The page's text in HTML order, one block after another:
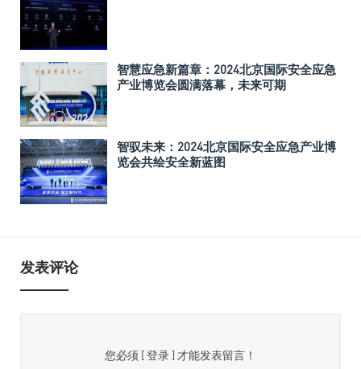
智慧应急新篇章：2024北京国际安全应急
产业博览会圆满落幕，未来可期
智驭未来：2024北京国际安全应急产业博
览会共绘安全新蓝图
发表评论
您必须 [ 登录 ] 才能发表留言！